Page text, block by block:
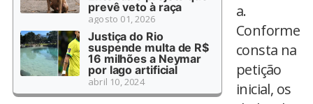
prevê veto à raça
agosto 01, 2026
Justiça do Rio
suspende multa de R$
16 milhões a Neymar
por lago artificial
abril 10, 2024
a.
Conforme
consta na
petição
inicial, os